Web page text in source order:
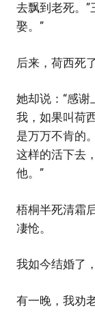
去飘到老死。
娶。”
后来，荷西死
她却说：“感
我，如果叫荷
是万万不肯的
这样的活下去
他。”
梧桐半死清霜
凄怆。
我如今结婚了
有一晚，我劝